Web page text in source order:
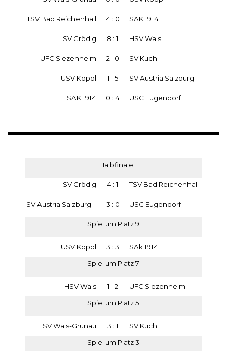
TSV Bad Reichenhall 4 : 0 SAK 1914
SV Grödig 8 : 1 HSV Wals
UFC Siezenheim 2 : 0 SV Kuchl
USV Koppl 1 : 5 SV Austria Salzburg
SAK 1914 0 : 4 USC Eugendorf
1. Halbfinale
SV Grödig 4 : 1 TSV Bad Reichenhall
SV Austria Salzburg 3 : 0 USC Eugendorf
Spiel um Platz 9
USV Koppl 3 : 3 SAk 1914
Spiel um Platz 7
HSV Wals 1 : 2 UFC Siezenheim
Spiel um Platz 5
SV Wals-Grünau 3 : 1 SV Kuchl
Spiel um Platz 3